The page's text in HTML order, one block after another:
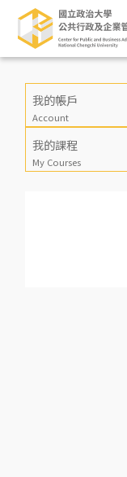
我的帳戶
Account
我的課程
My Courses